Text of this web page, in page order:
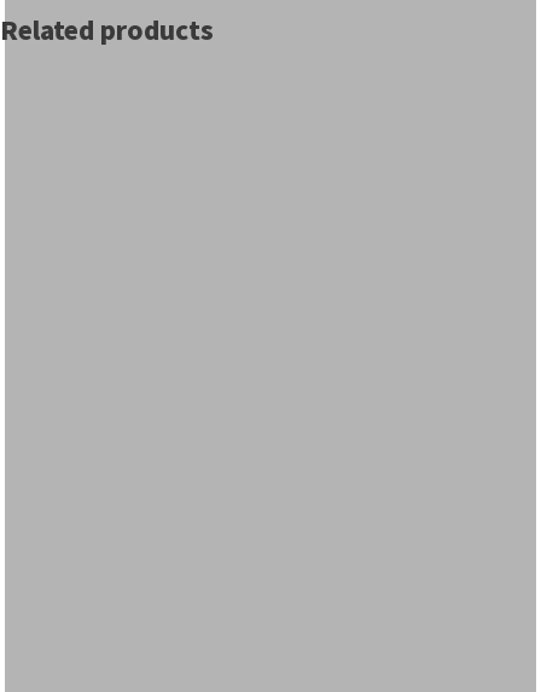
Related products